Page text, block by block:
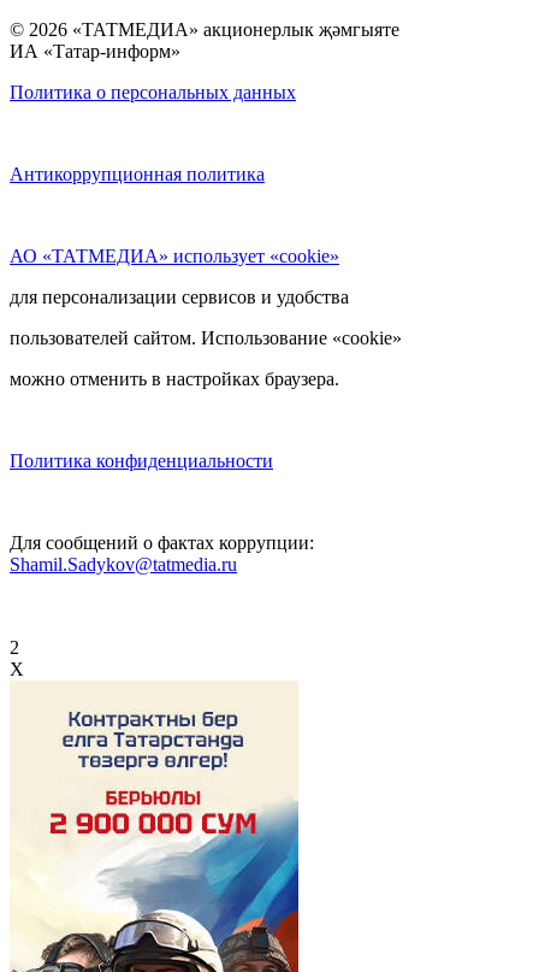
© 2026 «ТАТМЕДИА» акционерлык җәмгыяте
ИА «Татар-информ»
Политика о персональных данных
Антикоррупционная политика
АО «ТАТМЕДИА» использует «cookie»
для персонализации сервисов и удобства
пользователей сайтом. Использование «cookie»
можно отменить в настройках браузера.
Политика конфиденциальности
Для сообщений о фактах коррупции:
Shamil.Sadykov@tatmedia.ru
2
X